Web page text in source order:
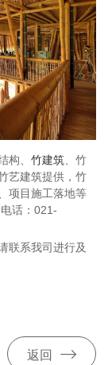
构、 竹建筑 、竹
艺建筑提供，竹
项目施工落地等
话：021-
联系我司进行及
返回
